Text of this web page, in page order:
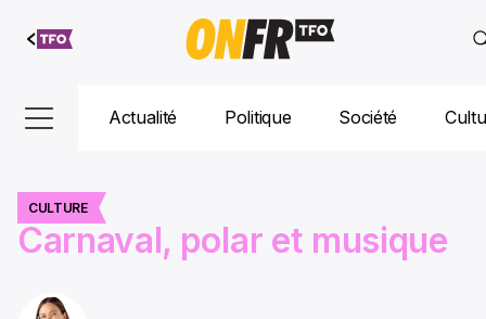
Aller au
contenu
Actualité Politique Société
CULTURE
Carnaval, polar et musique